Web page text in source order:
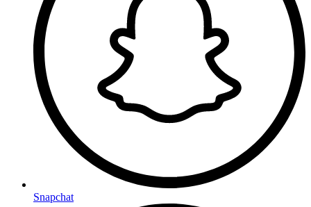
Snapchat